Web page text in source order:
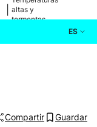
altas y
tormentas
ES
Compartir Guardar